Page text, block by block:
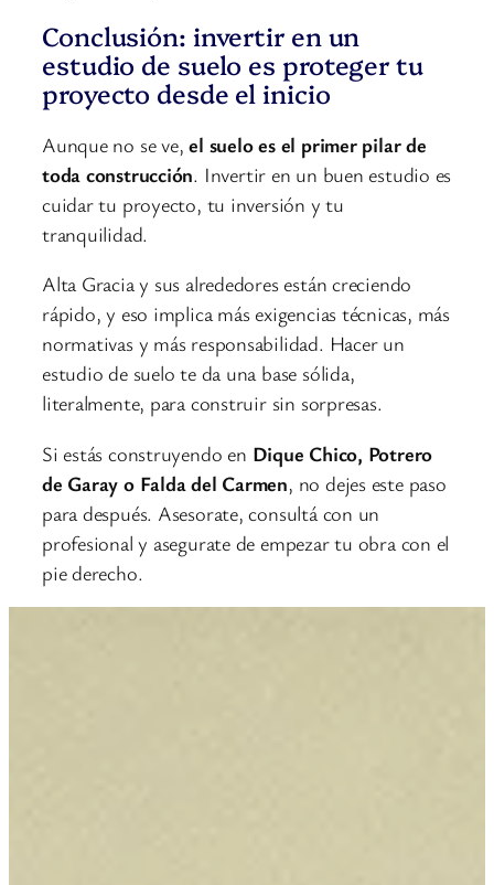
Conclusión: invertir en un
estudio de suelo es proteger tu
proyecto desde el inicio
Aunque no se ve,el suelo es el primer pilar de
toda construcción. Invertir en un buen estudio es
cuidar tu proyecto, tu inversión y tu
tranquilidad.
Alta Gracia y sus alrededores están creciendo
rápido, y eso implica más exigencias técnicas, más
normativas y más responsabilidad. Hacer un
estudio de suelo te da una base sólida,
literalmente, para construir sin sorpresas.
Si estás construyendo en Dique Chico, Potrero
de Garay o Falda del Carmen, no dejes este paso
para después. Asesorate, consultá con un
profesional y asegurate de empezar tu obra con el
pie derecho.